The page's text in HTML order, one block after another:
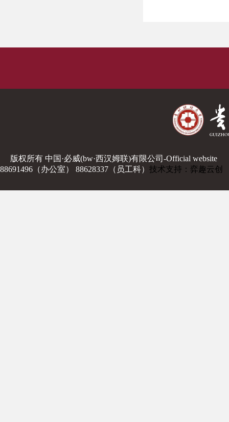
版权所有 中国·必威(bw·西汉姆联)有限公司-Official website
88691496（办公室） 88628337（员工科） 技术支持：弈趣云创